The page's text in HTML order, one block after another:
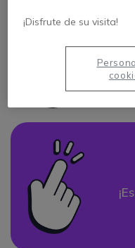
Icon
IconPAGO
Compra
¡Disfrute de su visita!